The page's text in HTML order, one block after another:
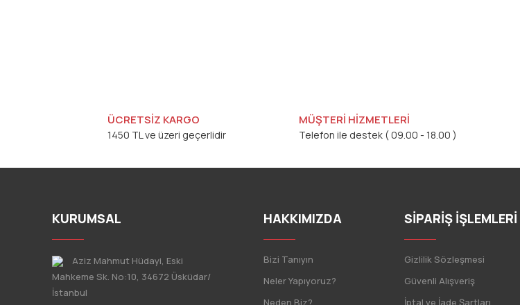
ÜCRETSİZ KARGO
1450 TL ve üzeri geçerlidir
MÜŞTERİ HİZMETLERİ
Telefon ile destek ( 09.00 - 18.00 )
KURUMSAL
Aziz Mahmut Hüdayi, Eski
Mahkeme Sk. No:10, 34672 Üsküdar/
İstanbul
HAKKIMIZDA
Bizi Tanıyın
Neler Yapıyoruz?
Neden Biz?
SİPARİŞ İŞLEMLERİ
Gizlilik Sözleşmesi
Güvenli Alışveriş
İptal ve İade Şartları